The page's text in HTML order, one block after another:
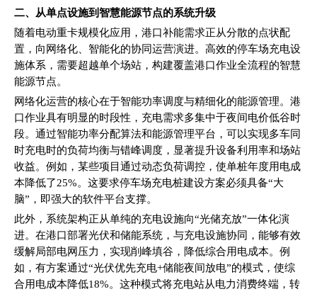
二、从单点设施到智慧能源节点的系统升级
随着电动重卡规模化应用，港口补能需求正从分散的点状配
置，向网络化、智能化的协同运营演进。高效的停车场充电设
施体系，需要超越单个场站，构建覆盖港口作业全流程的智慧
能源节点。
网络化运营的核心在于智能功率调度与精细化的能源管理。港
口作业具有明显的时段性，充电需求多集中于夜间电价低谷时
段。通过智能功率分配算法和能源管理平台，可以实现多车同
时充电时的负荷均衡与错峰调度，显著提升设备利用率和场站
收益。例如，某些项目通过动态负荷调控，使单桩年度用电成
本降低了25%。这要求停车场充电桩建设方案必须具备“大
脑”，即强大的软件平台支撑。
此外，系统架构正从单纯的充电设施向“光储充放”一体化演
进。在港口部署光伏和储能系统，与充电设施协同，能够有效
缓解局部电网压力，实现削峰填谷，降低综合用电成本。例
如，有方案通过“光伏优先充电+储能夜间放电”的模式，使综
合用电成本降低18%。这种模式将充电站从电力消费终端，转